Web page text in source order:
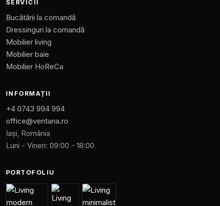
SERVICII
Bucătării la comandă
Dressinguri la comandă
Mobilier living
Mobilier baie
Mobilier HoReCa
INFORMAȚII
+4 0743 994 994
office@ventana.ro
Iași, România
Luni - Vineri: 09:00 - 18:00
PORTOFOLIU